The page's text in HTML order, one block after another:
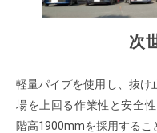
次
軽量パイプを使用し、抜け
場を上回る作業性と安全
階高1900mmを採用するこ